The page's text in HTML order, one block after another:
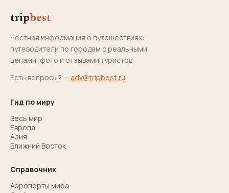
tripbest
Честная информация о путешествиях:
путеводители по городам с реальными
ценами, фото и отзывами туристов.
Есть вопросы? — adv@tripbest.ru
Гид по миру
Весь мир
Европа
Азия
Ближний Восток
Справочник
Аэропорты мира